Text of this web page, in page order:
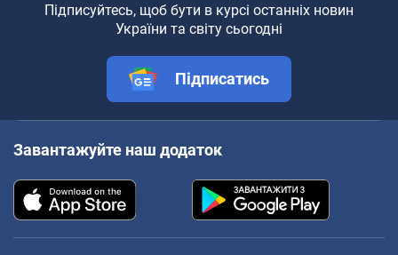
Підписуйтесь, щоб бути в курсі останніх новин
України та світу сьогодні
Підписатись
Завантажуйте наш додаток